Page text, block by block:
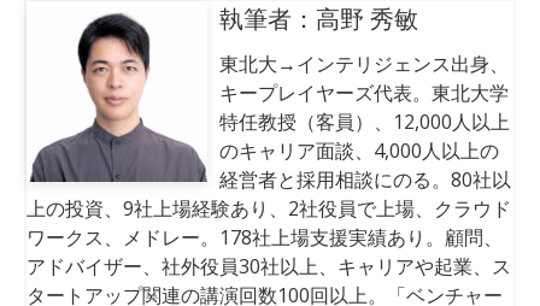
執筆者：高野 秀敏
東北大→インテリジェンス出身、
キープレイヤーズ代表。東北大学
特任教授（客員）、12,000人以上
のキャリア面談、4,000人以上の
経営者と採用相談にのる。80社以
上の投資、9社上場経験あり、2社役員で上場、クラウド
ワークス、メドレー。178社上場支援実績あり。顧問、
アドバイザー、社外役員30社以上、キャリアや起業、ス
タートアップ関連の講演回数100回以上。「ベンチャー